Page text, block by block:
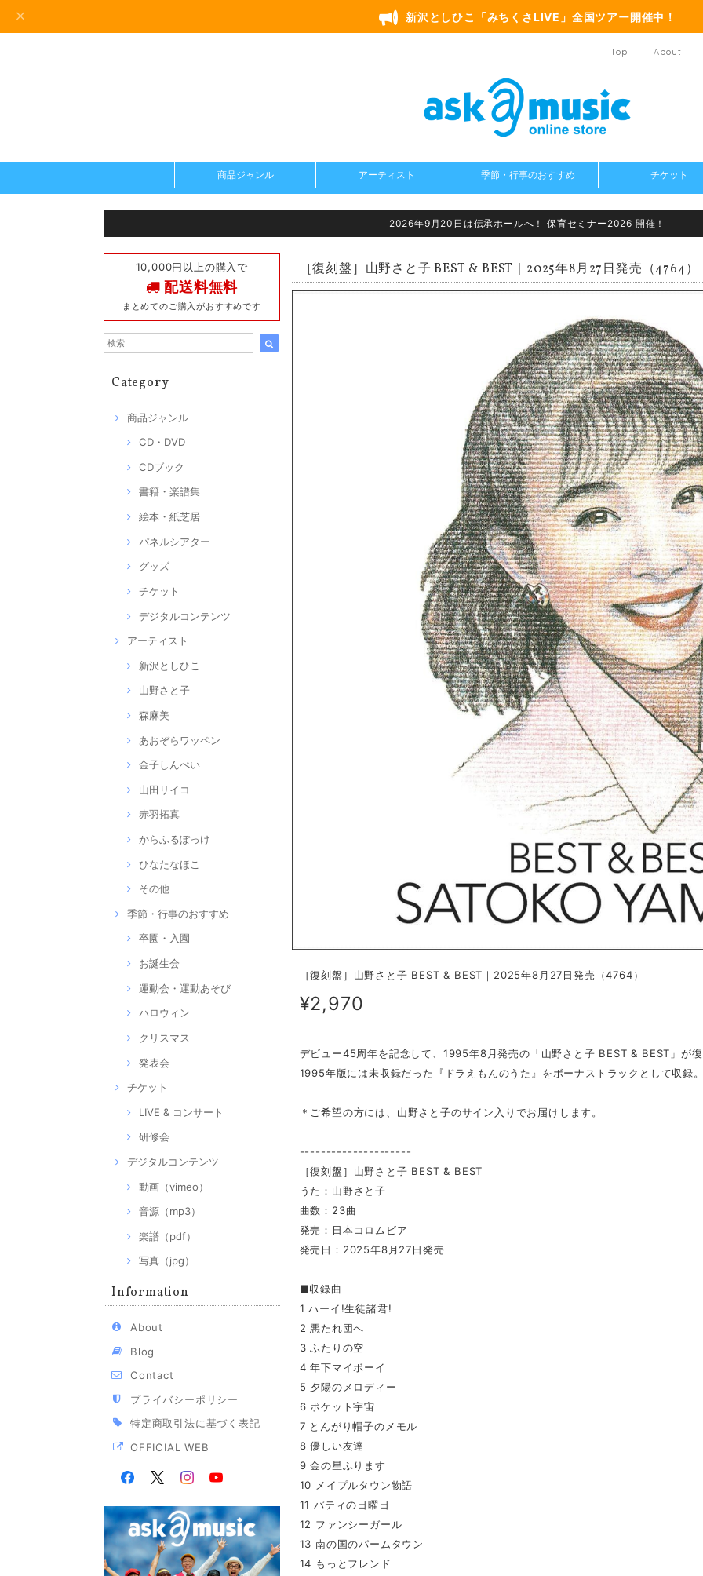
新沢としひこ「みちくさLIVE」全国ツアー開催中！
Top About
商品ジャンル アーティスト 季節・行事のおすすめ チケット
2026年9月20日は伝承ホールへ！ 保育セミナー2026 開催！
10,000円以上の購入で
配送料無料
まとめてのご購入がおすすめです
Category
商品ジャンル
CD・DVD
CDブック
書籍・楽譜集
絵本・紙芝居
パネルシアター
グッズ
チケット
デジタルコンテンツ
アーティスト
新沢としひこ
山野さと子
森麻美
あおぞらワッペン
金子しんぺい
山田リイコ
赤羽拓真
からふるぽっけ
ひなたなほこ
その他
季節・行事のおすすめ
卒園・入園
お誕生会
運動会・運動あそび
ハロウィン
クリスマス
発表会
チケット
LIVE & コンサート
研修会
デジタルコンテンツ
動画（vimeo）
音源（mp3）
楽譜（pdf）
写真（jpg）
Information
About
Blog
Contact
プライバシーポリシー
特定商取引法に基づく表記
OFFICIAL WEB
［復刻盤］山野さと子 BEST & BEST｜2025年8月27日発売（4764）
［復刻盤］山野さと子 BEST & BEST｜2025年8月27日発売（4764）
¥2,970
デビュー45周年を記念して、1995年8月発売の「山野さと子 BEST & BEST」が
1995年版には未収録だった『ドラえもんのうた』をボーナストラックとして収録
＊ご希望の方には、山野さと子のサイン入りでお届けします。
---------------------
［復刻盤］山野さと子 BEST & BEST
うた：山野さと子
曲数：23曲
発売：日本コロムビア
発売日：2025年8月27日発売
■収録曲
1 ハーイ!生徒諸君!
2 悪たれ団へ
3 ふたりの空
4 年下マイボーイ
5 夕陽のメロディー
6 ポケット宇宙
7 とんがり帽子のメモル
8 優しい友達
9 金の星ふります
10 メイプルタウン物語
11 パティの日曜日
12 ファンシーガール
13 南の国のパームタウン
14 もっとフレンド